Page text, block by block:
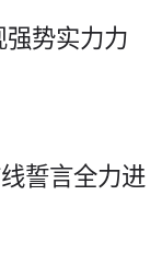
势实力力
誓言全力进